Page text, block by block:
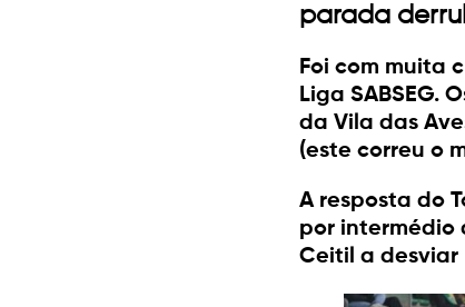
parada
Foi com muita
Liga SABSEG.
da Vila das
(este correu o
A resposta do
por intermédio
Ceitil a